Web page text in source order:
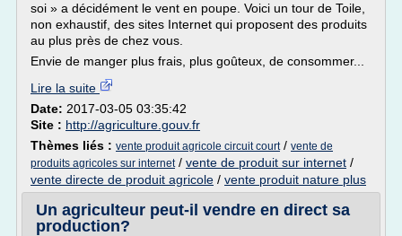
soi » a décidément le vent en poupe. Voici un tour de Toile,
non exhaustif, des sites Internet qui proposent des produits
au plus près de chez vous.
Envie de manger plus frais, plus goûteux, de consommer...
Lire la suite
Date: 2017-03-05 03:35:42
Site : http://agriculture.gouv.fr
Thèmes liés : vente produit agricole circuit court/ vente de
produits agricoles sur internet/ vente de produit sur internet /
vente directe de produit agricole / vente produit nature plus
Un agriculteur peut-il vendre en direct sa
production?